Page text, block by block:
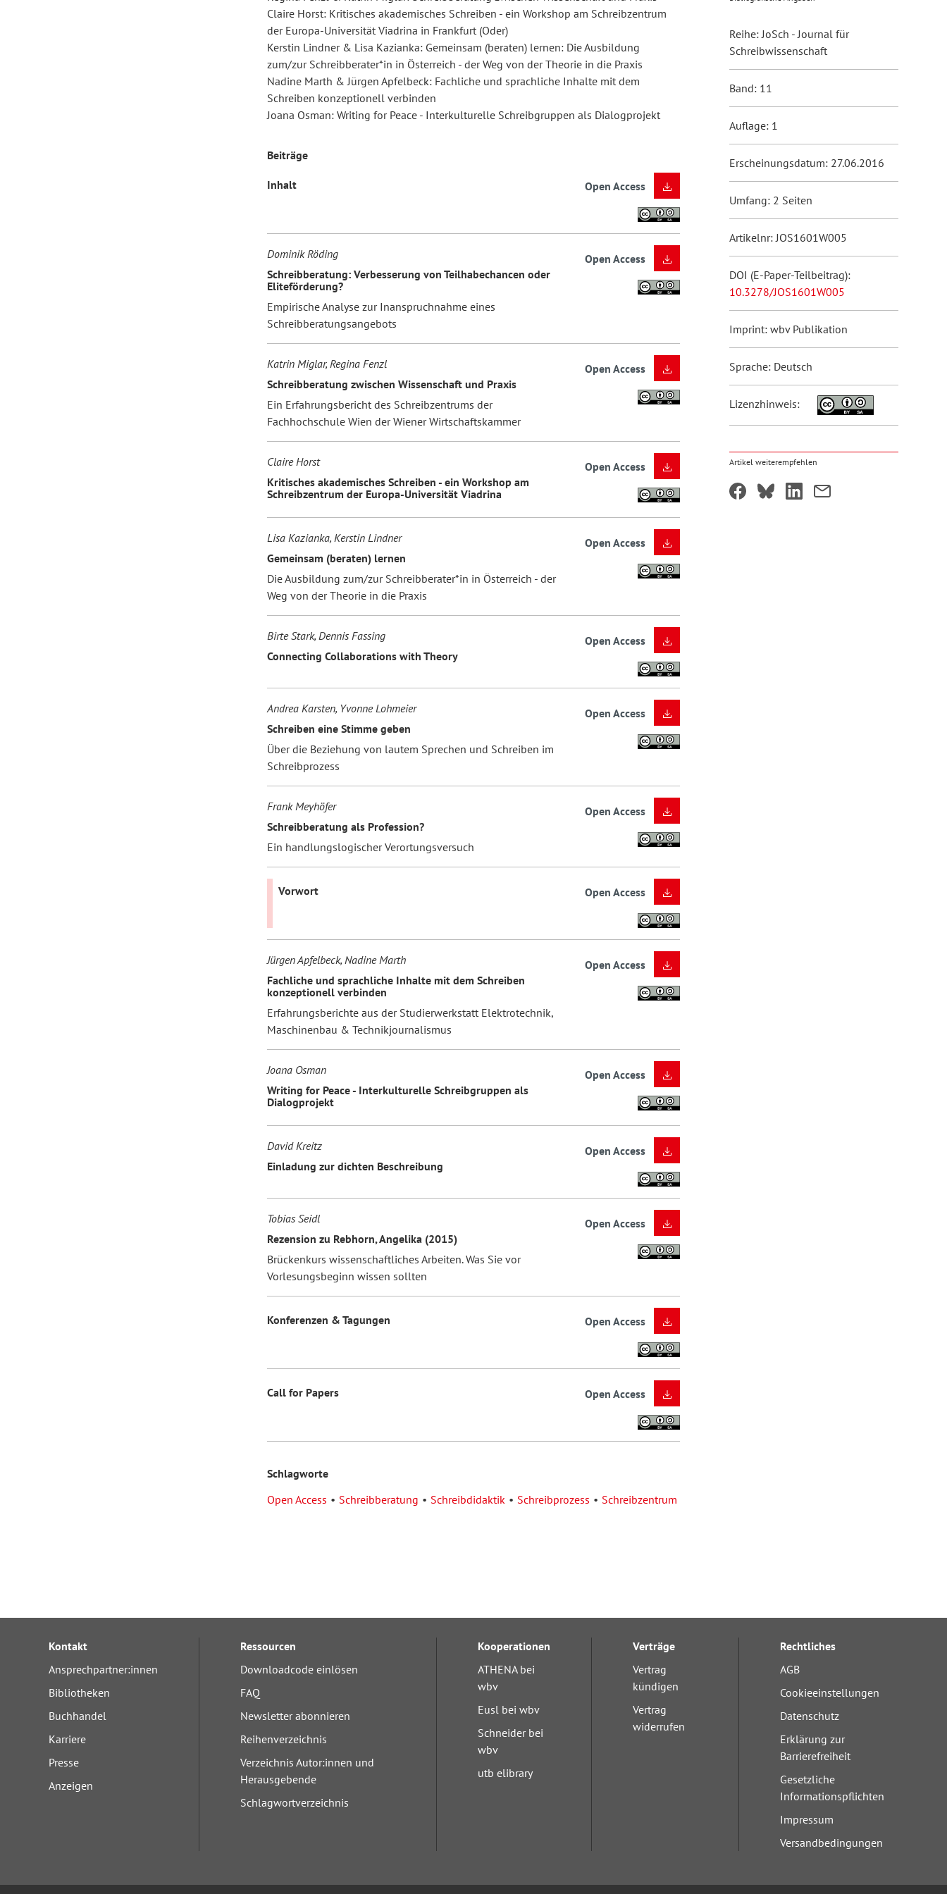
Claire Horst: Kritisches akademisches Schreiben - ein Workshop am Schreibzentrum
der Europa-Universität Viadrina in Frankfurt (Oder)
Kerstin Lindner & Lisa Kazianka: Gemeinsam (beraten) lernen: Die Ausbildung
zum/zur Schreibberater*in in Österreich - der Weg von der Theorie in die Praxis
Nadine Marth & Jürgen Apfelbeck: Fachliche und sprachliche Inhalte mit dem
Schreiben konzeptionell verbinden
Joana Osman: Writing for Peace - Interkulturelle Schreibgruppen als Dialogprojekt
Beiträge
Inhalt Open Access
Dominik Röding
Schreibberatung: Verbesserung von Teilhabechancen oder
Eliteförderung?
Empirische Analyse zur Inanspruchnahme eines
Schreibberatungsangebots
Open Access
Katrin Miglar, Regina Fenzl
Schreibberatung zwischen Wissenschaft und Praxis
Ein Erfahrungsbericht des Schreibzentrums der
Fachhochschule Wien der Wiener Wirtschaftskammer
Open Access
Claire Horst
Kritisches akademisches Schreiben - ein Workshop am
Schreibzentrum der Europa-Universität Viadrina
Open Access
Lisa Kazianka, Kerstin Lindner
Gemeinsam (beraten) lernen
Die Ausbildung zum/zur Schreibberater*in in Österreich - der
Weg von der Theorie in die Praxis
Open Access
Birte Stark, Dennis Fassing
Connecting Collaborations with Theory
Open Access
Andrea Karsten, Yvonne Lohmeier
Schreiben eine Stimme geben
Über die Beziehung von lautem Sprechen und Schreiben im
Schreibprozess
Open Access
Frank Meyhöfer
Schreibberatung als Profession?
Ein handlungslogischer Verortungsversuch
Open Access
Vorwort Open Access
Jürgen Apfelbeck, Nadine Marth
Fachliche und sprachliche Inhalte mit dem Schreiben
konzeptionell verbinden
Erfahrungsberichte aus der Studierwerkstatt Elektrotechnik,
Maschinenbau & Technikjournalismus
Open Access
Joana Osman
Writing for Peace - Interkulturelle Schreibgruppen als
Dialogprojekt
Open Access
David Kreitz
Einladung zur dichten Beschreibung
Open Access
Tobias Seidl
Rezension zu Rebhorn, Angelika (2015)
Brückenkurs wissenschaftliches Arbeiten. Was Sie vor
Vorlesungsbeginn wissen sollten
Open Access
Konferenzen & Tagungen Open Access
Call for Papers Open Access
Schlagworte
Open Access
Schreibberatung Schreibdidaktik Schreibprozess Schreibzentrum
Reihe: JoSch - Journal für
Schreibwissenschaft
Band: 11
Auflage: 1
Erscheinungsdatum: 27.06.2016
Umfang: 2 Seiten
Artikelnr: JOS1601W005
DOI (E-Paper-Teilbeitrag):
10.3278/JOS1601W005
Imprint: wbv Publikation
Sprache: Deutsch
Lizenzhinweis:
Artikel weiterempfehlen
Kontakt
Ansprechpartner:innen
Bibliotheken
Buchhandel
Karriere
Presse
Anzeigen
Ressourcen
Downloadcode einlösen
FAQ
Newsletter abonnieren
Reihenverzeichnis
Verzeichnis Autor:innen und
Herausgebende
Schlagwortverzeichnis
Kooperationen
ATHENA bei
wbv
Eusl bei wbv
Schneider bei
wbv
utb elibrary
Verträge
Vertrag
kündigen
Vertrag
widerrufen
Rechtliches
AGB
Cookieeinstellungen
Datenschutz
Erklärung zur
Barrierefreiheit
Gesetzliche
Informationspflichten
Impressum
Versandbedingungen